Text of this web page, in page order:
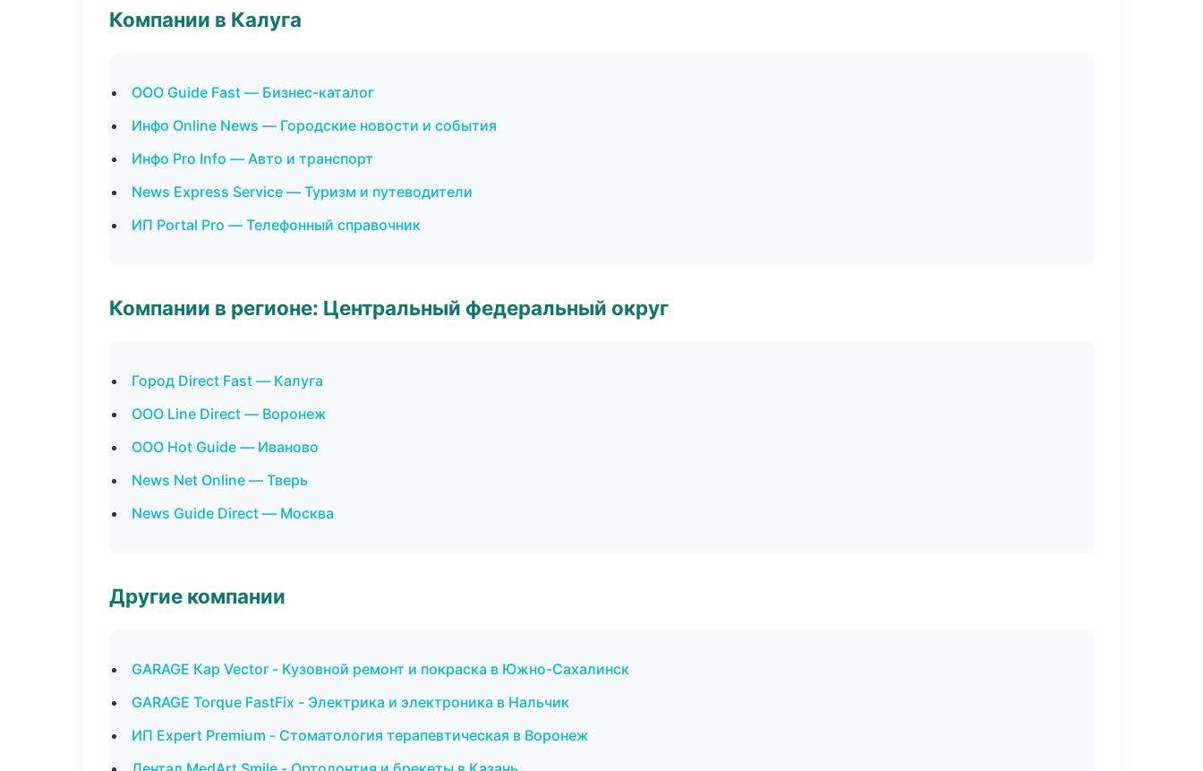
Компании в Калуга
ООО Guide Fast — Бизнес-каталог
Инфо Online News — Городские новости и события
Инфо Pro Info — Авто и транспорт
News Express Service — Туризм и путеводители
ИП Portal Pro — Телефонный справочник
Компании в регионе: Центральный федеральный округ
Город Direct Fast — Калуга
ООО Line Direct — Воронеж
ООО Hot Guide — Иваново
News Net Online — Тверь
News Guide Direct — Москва
Другие компании
GARAGE Кар Vector - Кузовной ремонт и покраска в Южно-Сахалинск
GARAGE Torque FastFix - Электрика и электроника в Нальчик
ИП Expert Premium - Стоматология терапевтическая в Воронеж